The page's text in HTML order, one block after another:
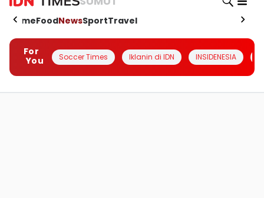
HomeFoodNewsSportTravel
For
You
Soccer Times Iklanin di IDN INSIDENESIA